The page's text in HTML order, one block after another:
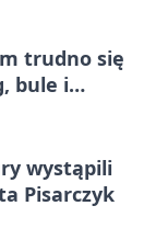
trudno się
bule i
wystąpili
Pisarczyk